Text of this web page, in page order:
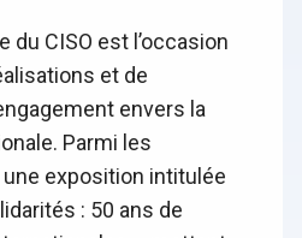
du CISO est l’occasion
et de
envers la
Parmi les
exposition intitulée
: 50 ans de